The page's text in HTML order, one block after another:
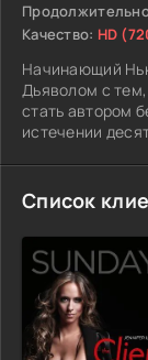
Качество: HD
Начинающий
Дьяволом с тем,
стать автором
истечении
Года
писатель
искусного
издательской
заключённой
процессе
ставкой на
Список